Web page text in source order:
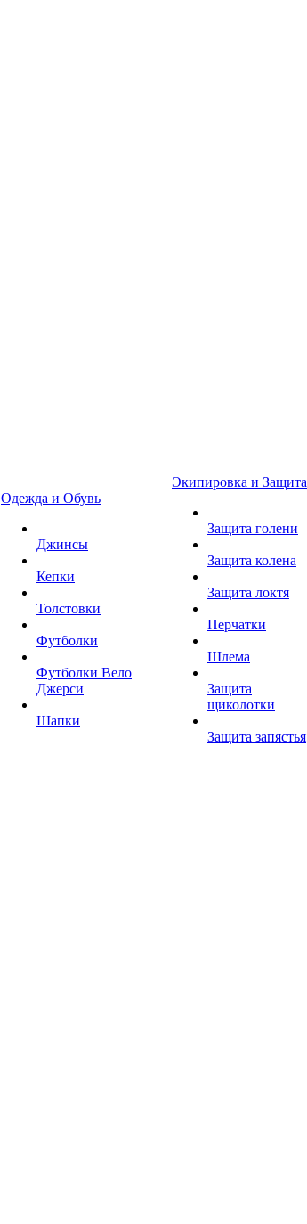
Одежда и Обувь
Джинсы
Кепки
Толстовки
Футболки
Футболки Вело
Джерси
Шапки
Экипировка и Защита
Защита голени
Защита колена
Защита локтя
Перчатки
Шлема
Защита
щиколотки
Защита запястья